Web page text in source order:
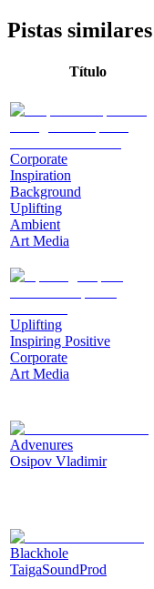
Pistas similares
Título
Corporate
Inspiration
Background
Uplifting
Ambient
Art Media
Uplifting
Inspiring Positive
Corporate
Art Media
Advenures
Osipov Vladimir
Blackhole
TaigaSoundProd